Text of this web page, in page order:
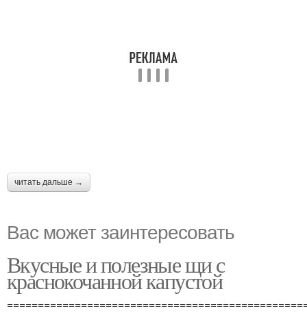
читать дальше →
Вас может заинтересовать
Вкусные и полезные щи с
краснокочанной капустой